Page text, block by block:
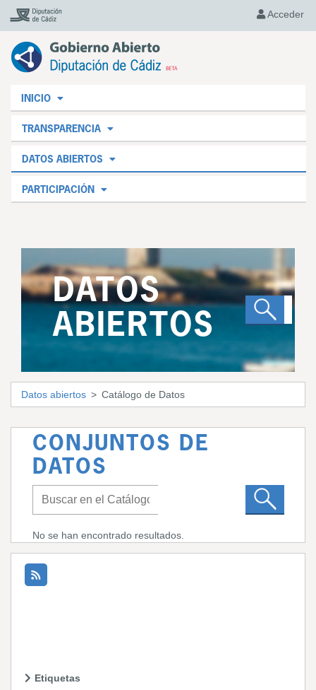
Acceder
INICIO
TRANSPARENCIA
DATOS ABIERTOS
PARTICIPACIÓN
DATOS
ABIERTOS
Datos abiertos Catálogo de Datos
CONJUNTOS DE
DATOS
No se han encontrado resultados.
Etiquetas